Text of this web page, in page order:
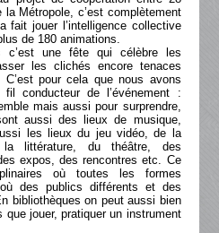
Métropole, c’est complètement
fait jouer l’intelligence collective
de 180 animations.
c’est une fête qui célèbre les
les clichés encore tenaces
C’est pour cela que nous avons
conducteur de l’événement :
mais aussi pour surprendre,
aussi des lieux de musique,
les lieux du jeu vidéo, de la
littérature, du théâtre, des
expos, des rencontres etc. Ce
où toutes les formes
des publics différents et des
bibliothèques on peut aussi bien
que jouer, pratiquer un instrument